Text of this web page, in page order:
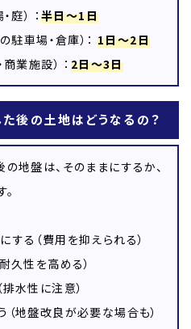
庭） ：半日～1日
駐車場・倉庫）：1日～2日
業施設） ： 2日～3日
後の土地はどうなるの？
地盤は、そのままにするか、
る（費用を抑えられる）
久性を高める）
水性に注意）
地盤改良が必要な場合も）